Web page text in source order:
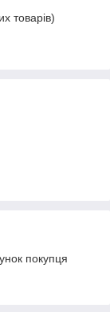
товарів)
покупця